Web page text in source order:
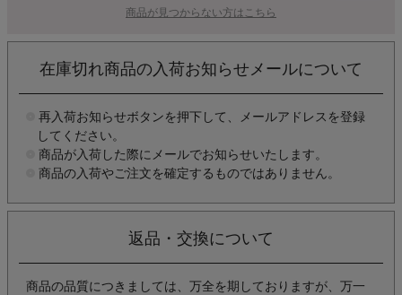
商品が見つからない方はこちら
在庫切れ商品の入荷お知らせメールについて
再入荷お知らせボタンを押下して、メールアドレスを登録
してください。
商品が入荷した際にメールでお知らせいたします。
商品の入荷やご注文を確定するものではありません。
返品・交換について
商品の品質につきましては、万全を期しておりますが、万一